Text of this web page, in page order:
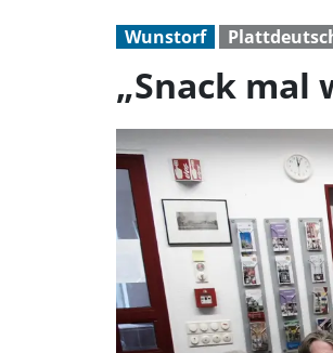
Wunstorf
„Snack mal